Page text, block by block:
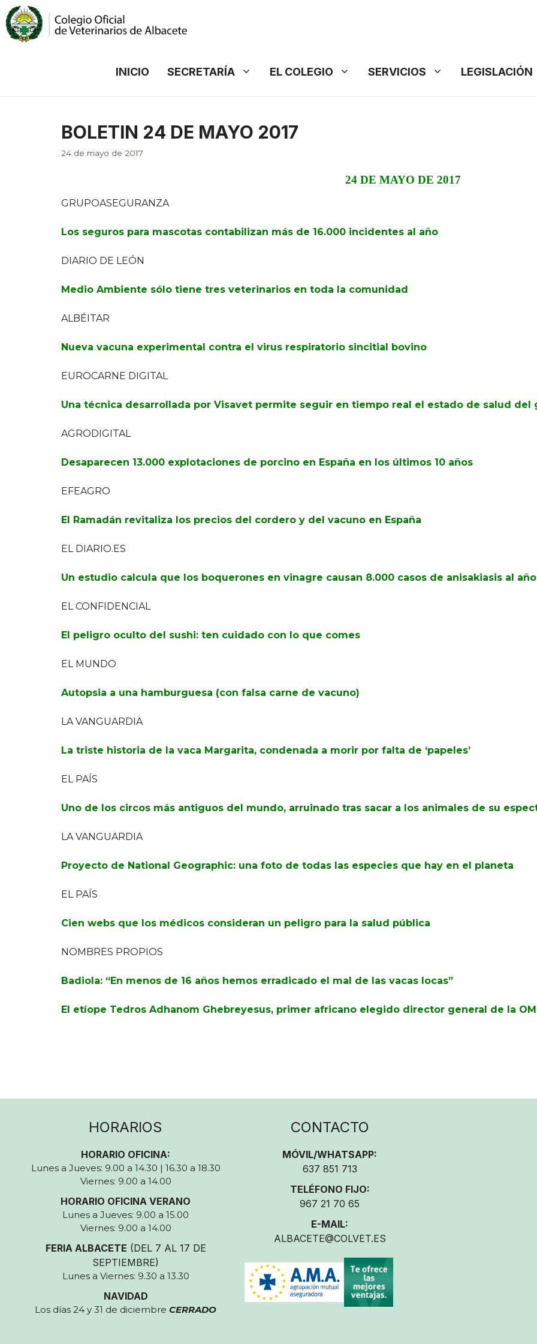
Saltar
al
contenido
INICIO SECRETARÍA EL COLEGIO SERVICIOS LEGISLACIÓN
BOLETIN 24 DE MAYO 2017
24 de mayo de 2017
24 DE MAYO DE 2017
GRUPOASEGURANZA
Los seguros para mascotas contabilizan más de 16.000 incidentes al año
DIARIO DE LEÓN
Medio Ambiente sólo tiene tres veterinarios en toda la comunidad
ALBÉITAR
Nueva vacuna experimental contra el virus respiratorio sincitial bovino
EUROCARNE DIGITAL
Una técnica desarrollada por Visavet permite seguir en tiempo real el estado de salud del
AGRODIGITAL
Desaparecen 13.000 explotaciones de porcino en España en los últimos 10 años
EFEAGRO
El Ramadán revitaliza los precios del cordero y del vacuno en España
EL DIARIO.ES
Un estudio calcula que los boquerones en vinagre causan 8.000 casos de anisakiasis al año
EL CONFIDENCIAL
El peligro oculto del sushi: ten cuidado con lo que comes
EL MUNDO
Autopsia a una hamburguesa (con falsa carne de vacuno)
LA VANGUARDIA
La triste historia de la vaca Margarita, condenada a morir por falta de ‘papeles’
EL PAÍS
Uno de los circos más antiguos del mundo, arruinado tras sacar a los animales de su
LA VANGUARDIA
Proyecto de National Geographic: una foto de todas las especies que hay en el planeta
EL PAÍS
Cien webs que los médicos consideran un peligro para la salud pública
NOMBRES PROPIOS
Badiola: “En menos de 16 años hemos erradicado el mal de las vacas locas”
El etíope Tedros Adhanom Ghebreyesus, primer africano elegido director general de la
HORARIOS
HORARIO OFICINA:
Lunes a Jueves: 9.00 a 14.30 | 16.30 a 18.30
Viernes: 9.00 a 14.00
HORARIO OFICINA VERANO
Lunes a Jueves: 9.00 a 15.00
Viernes: 9.00 a 14.00
FERIA ALBACETE (DEL 7 AL 17 DE
SEPTIEMBRE)
Lunes a Viernes: 9.30 a 13.30
NAVIDAD
Los días 24 y 31 de diciembreCERRADO
CONTACTO
MÓVIL/WHATSAPP:
637 851 713
TELÉFONO FIJO:
967 21 70 65
E-MAIL:
ALBACETE@COLVET.ES